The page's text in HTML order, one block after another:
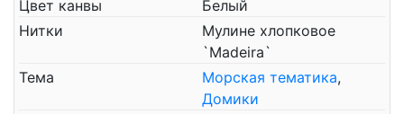
Цвет канвы
Белый
Нитки
Мулине хлопковое
`Madeira`
Тема
Морская тематика,
Домики